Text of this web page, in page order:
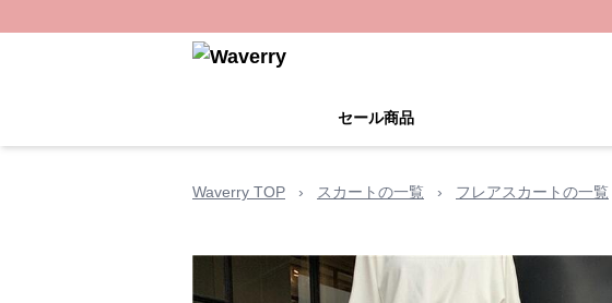
セール商品
Waverry TOP › スカートの一覧 › フレアスカートの一覧